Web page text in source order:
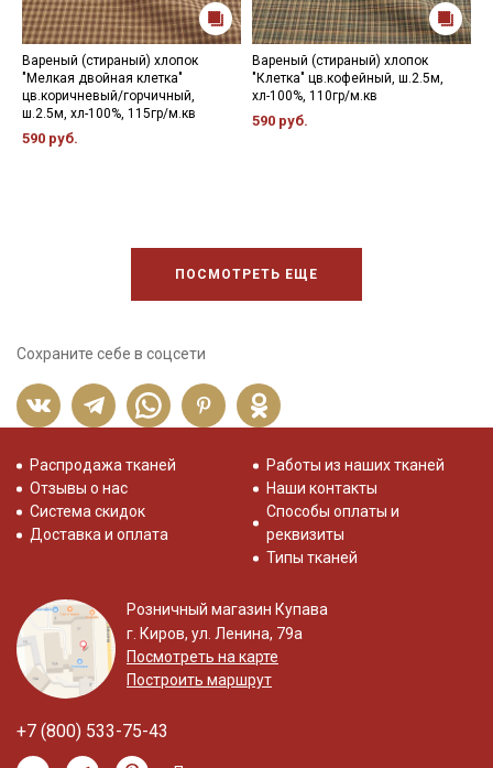
Вареный (стираный) хлопок
"Мелкая двойная клетка"
цв.коричневый/горчичный,
ш.2.5м, хл-100%, 115гр/м.кв
590 руб.
Вареный (стираный) хлопок
"Клетка" цв.кофейный, ш.2.5м,
хл-100%, 110гр/м.кв
590 руб.
ПОСМОТРЕТЬ ЕЩЕ
Сохраните себе в соцсети
Распродажа тканей
Отзывы о нас
Система скидок
Доставка и оплата
Работы из наших тканей
Наши контакты
Способы оплаты и
реквизиты
Типы тканей
Розничный магазин Купава
г. Киров, ул. Ленина, 79а
Посмотреть на карте
Построить маршрут
+7 (800) 533-75-43